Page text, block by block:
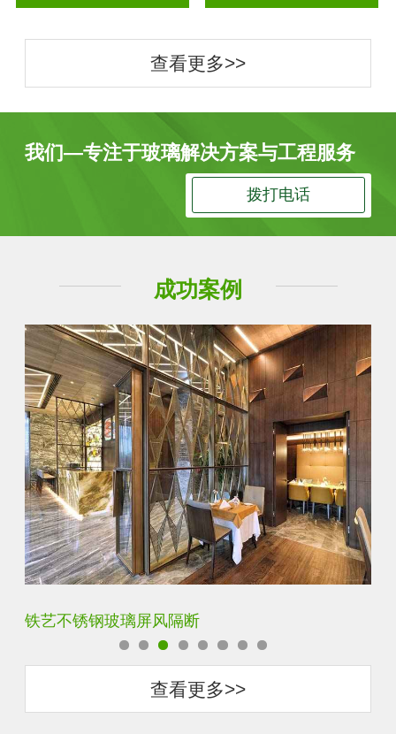
查看更多>>
我们—专注于玻璃解决方案与工程服务
拨打电话
成功案例
铁艺不锈钢玻璃屏风隔断
查看更多>>